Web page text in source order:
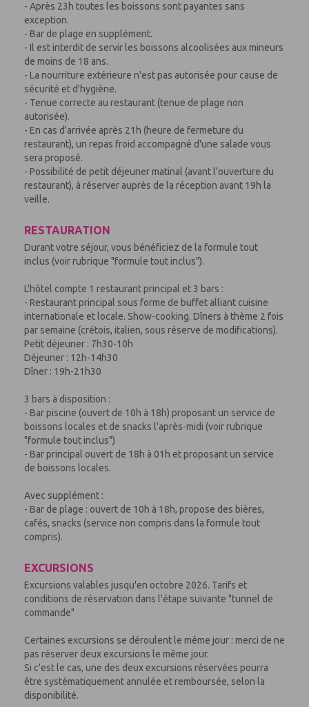
- Après 23h toutes les boissons sont payantes sans
exception.
- Bar de plage en supplément.
- Il est interdit de servir les boissons alcoolisées aux mineurs
de moins de 18 ans.
- La nourriture extérieure n'est pas autorisée pour cause de
sécurité et d'hygiène.
- Tenue correcte au restaurant (tenue de plage non
autorisée).
- En cas d'arrivée après 21h (heure de fermeture du
restaurant), un repas froid accompagné d'une salade vous
sera proposé.
- Possibilité de petit déjeuner matinal (avant l'ouverture du
restaurant), à réserver auprès de la réception avant 19h la
veille.
RESTAURATION
Durant votre séjour, vous bénéficiez de la formule tout
inclus (voir rubrique "formule tout inclus").
L'hôtel compte 1 restaurant principal et 3 bars :
- Restaurant principal sous forme de buffet alliant cuisine
internationale et locale. Show-cooking. Dîners à thème 2 fois
par semaine (crétois, italien, sous réserve de modifications).
Petit déjeuner : 7h30-10h
Déjeuner : 12h-14h30
Dîner : 19h-21h30
3 bars à disposition :
- Bar piscine (ouvert de 10h à 18h) proposant un service de
boissons locales et de snacks l'après-midi (voir rubrique
"formule tout inclus")
- Bar principal ouvert de 18h à 01h et proposant un service
de boissons locales.
Avec supplément :
- Bar de plage : ouvert de 10h à 18h, propose des bières,
cafés, snacks (service non compris dans la formule tout
compris).
EXCURSIONS
Excursions valables jusqu'en octobre 2026. Tarifs et
conditions de réservation dans l'étape suivante "tunnel de
commande"
Certaines excursions se déroulent le même jour : merci de ne
pas réserver deux excursions le même jour.
Si c'est le cas, une des deux excursions réservées pourra
être systématiquement annulée et remboursée, selon la
disponibilité.